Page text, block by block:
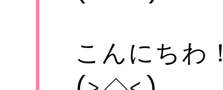
電話
こんにちわ！